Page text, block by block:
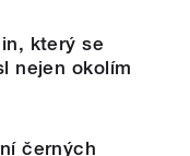
který se
nejen okolím
černých